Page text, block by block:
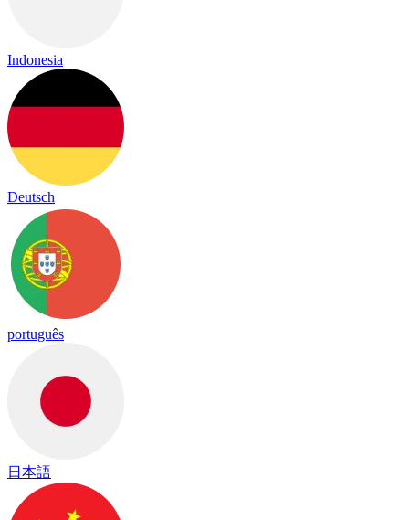
Indonesia
Deutsch
português
日本語